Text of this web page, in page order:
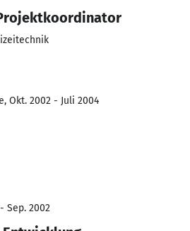
Okt. 2002 - Juli 2004
Sep. 2002